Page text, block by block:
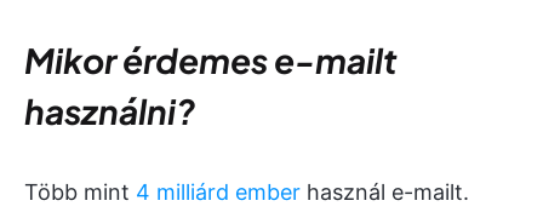
Mikor érdemes e-mailt
használni?
Több mint 4 milliárd ember használ e-mailt.